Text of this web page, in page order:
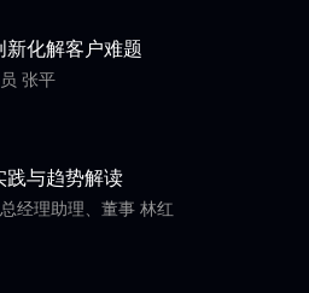
新化解客户难题
张平
践与趋势解读
经理助理、董事 林红